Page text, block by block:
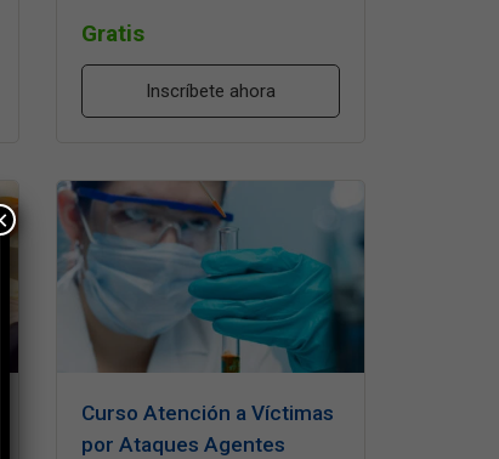
Gratis
Inscríbete ahora
Curso Atención a Víctimas
por Ataques Agentes